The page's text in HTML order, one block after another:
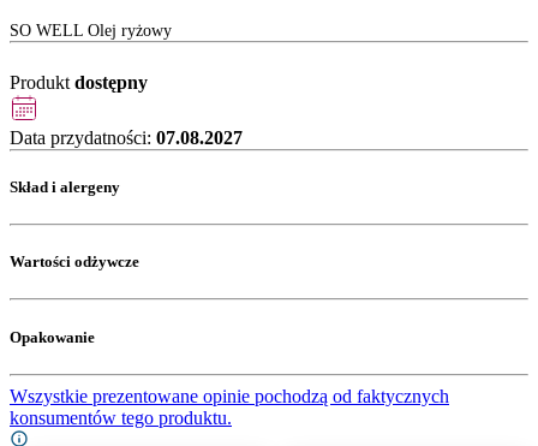
SO WELL Olej ryżowy
Produkt dostępny
Data przydatności: 07.08.2027
Skład i alergeny
Wartości odżywcze
Opakowanie
Wszystkie prezentowane opinie pochodzą od faktycznych
konsumentów tego produktu.